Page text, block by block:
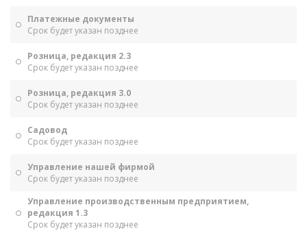
Платежные документы
Срок будет указан позднее
Розница, редакция 2.3
Срок будет указан позднее
Розница, редакция 3.0
Срок будет указан позднее
Садовод
Срок будет указан позднее
Управление нашей фирмой
Срок будет указан позднее
Управление производственным предприятием,
редакция 1.3
Срок будет указан позднее